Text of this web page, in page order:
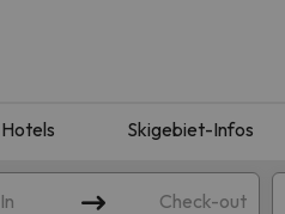
Skigebiet-Infos
Check-out